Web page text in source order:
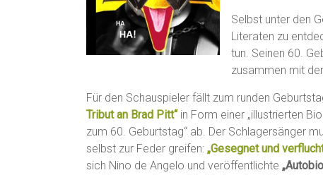
Selbst unter den
Literaten zu
tun. Seinen 60.
zusammen mit
Für den Schauspieler fällt zum runden
Tribut an Brad Pitt“in Form einer „illustrierten
zum 60. Geburtstag“ ab. Der Schlagersänger
selbst zur Feder greifen: „Gesegnet und
sich Nino de Angelo und veröffentlichte